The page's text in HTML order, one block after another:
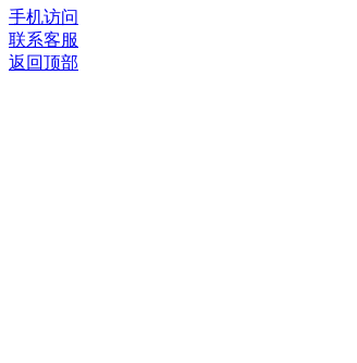
手机访问
联系客服
返回顶部